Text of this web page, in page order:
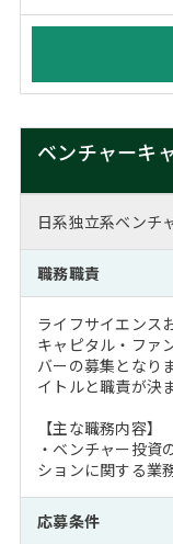
ベンチャーキ
日系独立系ベンチ
職務職責
ライフサイエンス
キャピタル・ファ
バーの募集となり
イトルと職責が決
【主な職務内容】
・ベンチャー投資
ションに関する業
応募条件